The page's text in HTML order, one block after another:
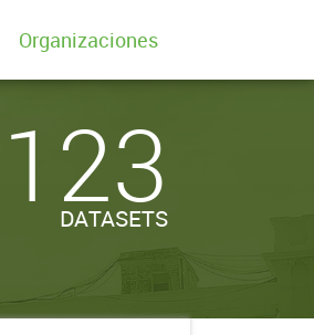
Organizaciones
123
DATASETS